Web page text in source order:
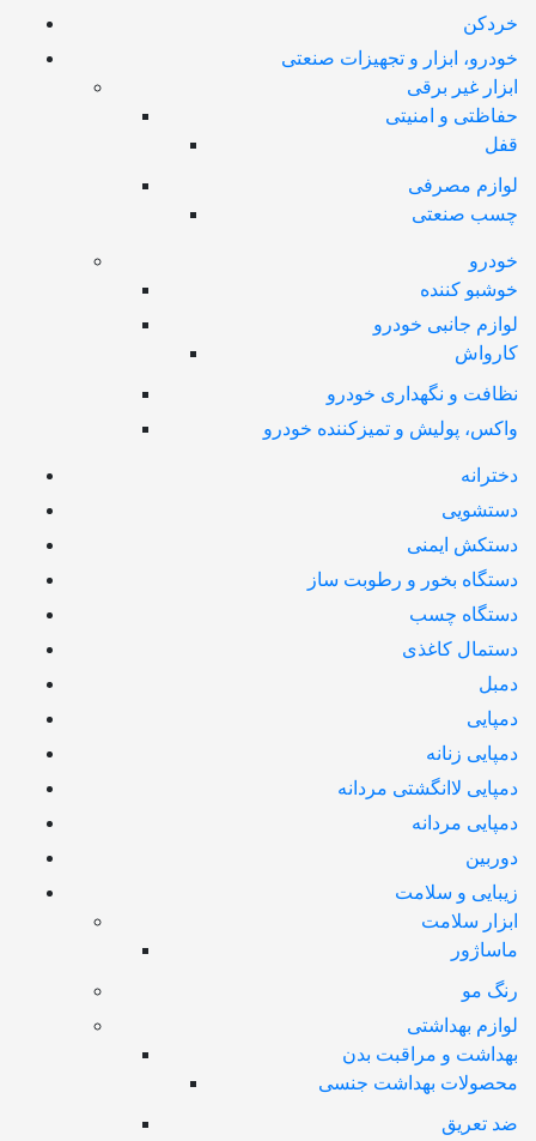
خردکن
خودرو، ابزار و تجهیزات صنعتی
ابزار غیر برقی
حفاظتی و امنیتی
قفل
لوازم مصرفی
چسب صنعتی
خودرو
خوشبو کننده
لوازم جانبی خودرو
کارواش
نظافت و نگهداری خودرو
واکس، پولیش و تمیزکننده خودرو
دخترانه
دستشویی
دستکش ایمنی
دستگاه بخور و رطوبت ساز
دستگاه چسب
دستمال کاغذی
دمبل
دمپایی
دمپایی زنانه
دمپایی لاانگشتی مردانه
دمپایی مردانه
دوربین
زیبایی و سلامت
ابزار سلامت
ماساژور
رنگ مو
لوازم بهداشتی
بهداشت و مراقبت بدن
محصولات بهداشت جنسی
ضد تعریق